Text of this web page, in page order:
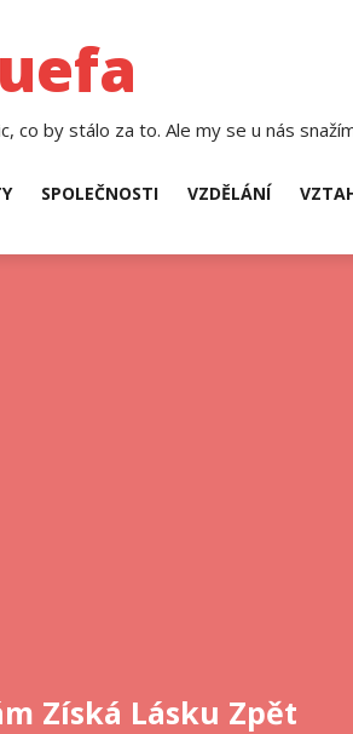
co by stálo za to. Ale my se u nás
SPOLEČNOSTI VZDĚLÁNÍ
Získá Lásku Zpět